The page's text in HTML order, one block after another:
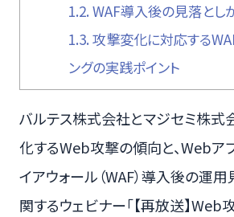
1.2. WAF導入後の見落とし
1.3. 攻撃変化に対応する
ングの実践ポイント
バルテス株式会社とマジセミ株式
化するWeb攻撃の傾向と、Webア
イアウォール（WAF）導入後の運
関するウェビナー「【再放送】